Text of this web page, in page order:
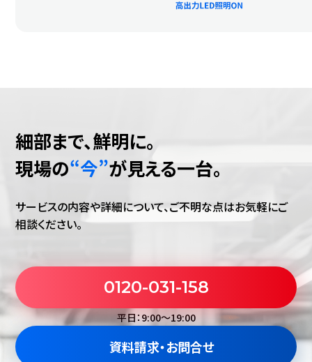
細部まで、鮮明に。
現場の“今”が見える一台。
サービスの内容や詳細について、ご不明な点はお気軽にご
相談ください。
0120-031-158
平日：9:00～19:00
資料請求・お問合せ